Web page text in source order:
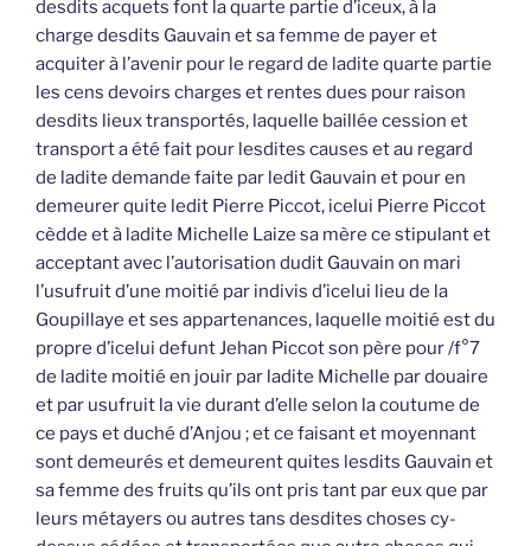
desdits acquets font la quarte partie d’iceux, à la
charge desdits Gauvain et sa femme de payer et
acquiter à l’avenir pour le regard de ladite quarte partie
les cens devoirs charges et rentes dues pour raison
desdits lieux transportés, laquelle baillée cession et
transport a été fait pour lesdites causes et au regard
de ladite demande faite par ledit Gauvain et pour en
demeurer quite ledit Pierre Piccot, icelui Pierre Piccot
cèdde et à ladite Michelle Laize sa mère ce stipulant et
acceptant avec l’autorisation dudit Gauvain on mari
l’usufruit d’une moitié par indivis d’icelui lieu de la
Goupillaye et ses appartenances, laquelle moitié est du
propre d’icelui defunt Jehan Piccot son père pour /f°7
de ladite moitié en jouir par ladite Michelle par douaire
et par usufruit la vie durant d’elle selon la coutume de
ce pays et duché d’Anjou ; et ce faisant et moyennant
sont demeurés et demeurent quites lesdits Gauvain et
sa femme des fruits qu’ils ont pris tant par eux que par
leurs métayers ou autres tans desdites choses cy-